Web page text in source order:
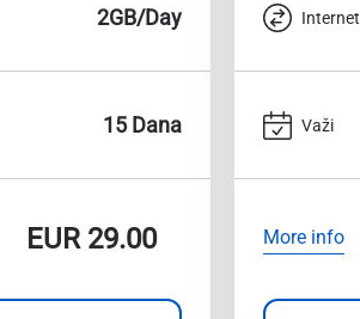
2GB/Day
15 Dana
EUR29.00
Internet
Važi
More info